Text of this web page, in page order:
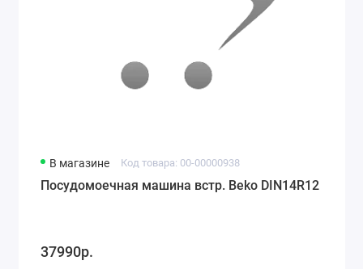
В магазине Код товара: 00-00000938
Посудомоечная машина встр. Beko DIN14R12
37990р.